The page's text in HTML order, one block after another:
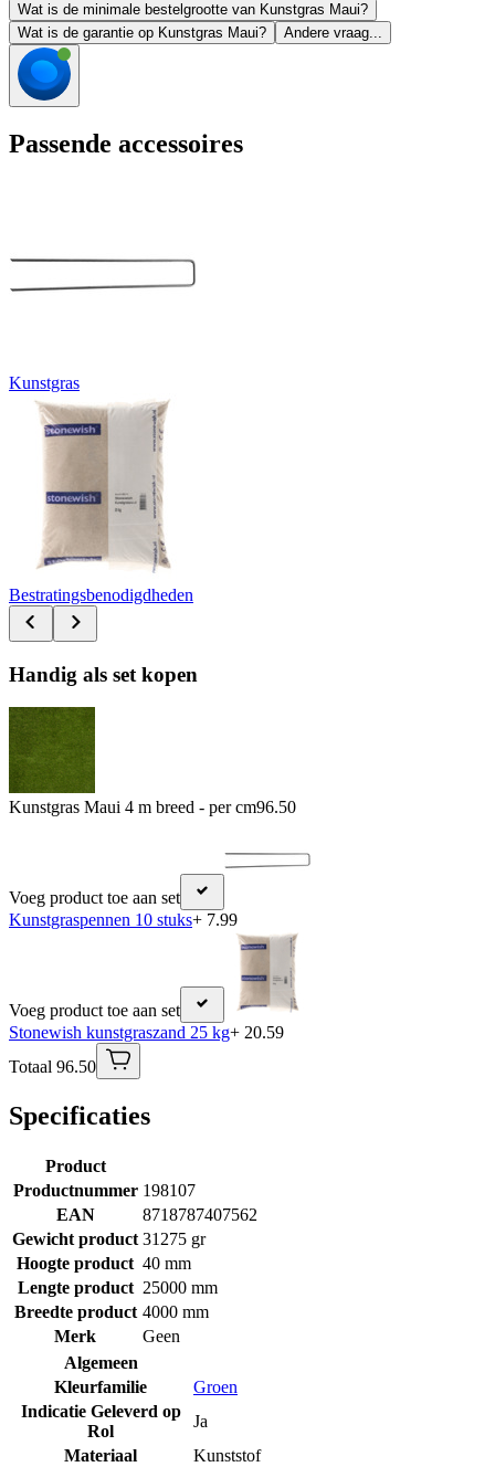
Wat is de minimale bestelgrootte van Kunstgras Maui?
Wat is de garantie op Kunstgras Maui?
Andere vraag...
Passende accessoires
Kunstgras
Bestratingsbenodigdheden
Handig als set kopen
Kunstgras Maui 4 m breed - per cm96.50
Voeg product toe aan set
Kunstgraspennen 10 stuks+ 7.99
Voeg product toe aan set
Stonewish kunstgraszand 25 kg+ 20.59
Totaal 96.50
Specificaties
Product
Productnummer 198107
EAN
8718787407562
Gewicht product 31275 gr
Hoogte product 40 mm
Lengte product 25000 mm
Breedte product 4000 mm
Merk
Geen
Algemeen
Kleurfamilie
Groen
Indicatie Geleverd op
Rol
Ja
Materiaal
Kunststof